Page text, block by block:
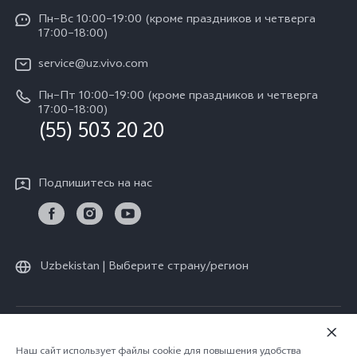
Сервисные центры
IMEI аутентификация
Запрос стоимости запчастей
Обновление системы
Инструкции по гарантии vivo
Пресс Центр
Карьера в vivo
Юридическая информация
О нас
Стабильность
Пн–Вс 10:00–19:00 (кроме праздников и четверга
17:00–18:00)
service@uz.vivo.com
Пн–Пт 10:00–19:00 (кроме праздников и четверга
17:00–18:00)
(55) 503 20 20
Подпишитесь на нас
Uzbekistan | Выберите страну/регион
Политика конфиденциальности |
Наш сайт использует файлы cookie для повышения удобства